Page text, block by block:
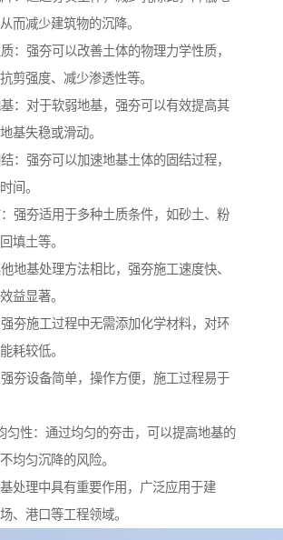
而减少建筑物的沉降。
：强夯可以改善土体的物理力学性质，
剪强度、减少渗透性等。
：对于软弱地基，强夯可以有效提高其
基失稳或滑动。
：强夯可以加速地基土体的固结过程，
间。
强夯适用于多种土质条件，如砂土、粉
填土等。
地基处理方法相比，强夯施工速度快、
益显著。
夯施工过程中无需添加化学材料，对环
耗较低。
夯设备简单，操作方便，施工过程易于
匀性：通过均匀的夯击，可以提高地基的
均匀沉降的风险。
处理中具有重要作用，广泛应用于建
、港口等工程领域。